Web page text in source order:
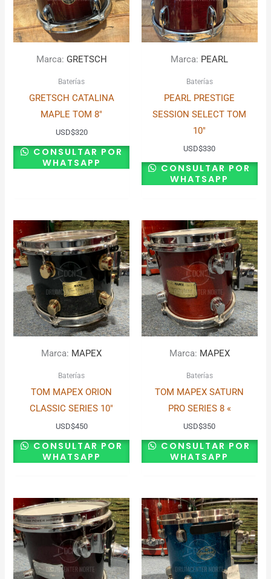
Marca: GRETSCH
Baterías
GRETSCH CATALINA
MAPLE TOM 8″
USD$320
CONSULTAR POR
WHATSAPP
Marca: PEARL
Baterías
PEARL PRESTIGE
SESSION SELECT TOM
10″
USD$330
CONSULTAR POR
WHATSAPP
Marca: MAPEX
Baterías
TOM MAPEX ORION
CLASSIC SERIES 10″
USD$450
CONSULTAR POR
WHATSAPP
Marca: MAPEX
Baterías
TOM MAPEX SATURN
PRO SERIES 8 «
USD$350
CONSULTAR POR
WHATSAPP